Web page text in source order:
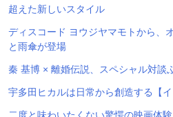
超えた新しいスタイル
ディスコード ヨウジヤマモトから、
と雨傘が登場
秦 基博 × 離婚伝説、スペシャル対談
宇多田ヒカルは日常から創造する【イ
二度と味わいたくない驚愕の映画体